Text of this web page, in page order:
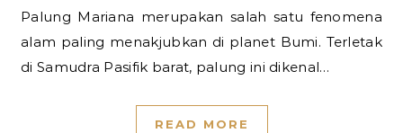
Palung Mariana merupakan salah satu fenomena
alam paling menakjubkan di planet Bumi. Terletak
di Samudra Pasifik barat, palung ini dikenal…
READ MORE